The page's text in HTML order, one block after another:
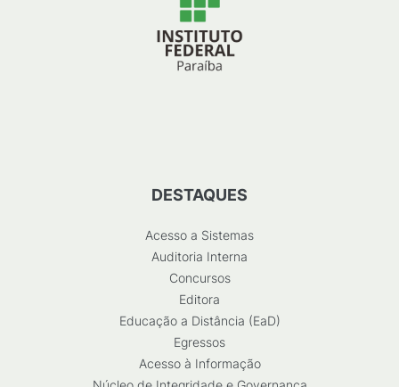
DESTAQUES
Acesso a Sistemas
Auditoria Interna
Concursos
Editora
Educação a Distância (EaD)
Egressos
Acesso à Informação